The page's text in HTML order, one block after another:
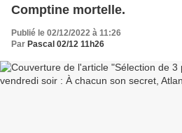
Comptine mortelle.
Publié le 02/12/2022 à 11:26
Par Pascal 02/12 11h26